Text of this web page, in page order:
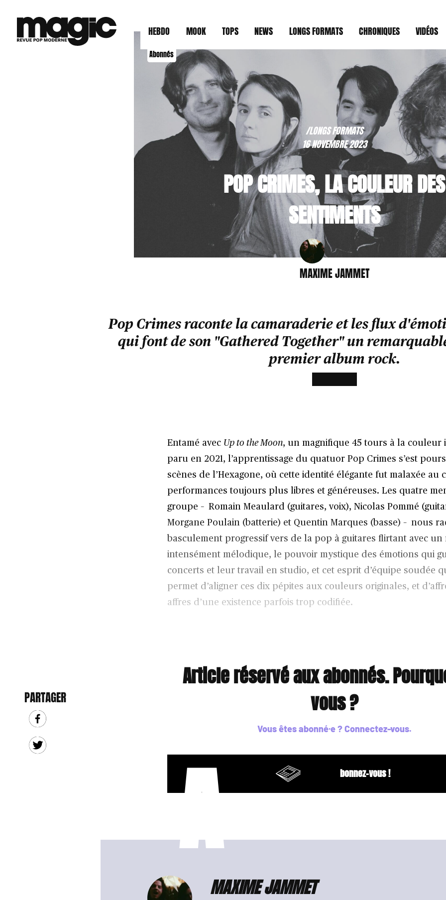
HEBDO MOOK TOPS NEWS LONGS FORMATS CHRONIQUES VIDÉOS
Abonnés
/LONGS FORMATS
16 NOVEMBRE 2023
POP CRIMES, LA COULEUR DES
SENTIMENTS
MAXIME JAMMET
PARTAGER
Pop Crimes raconte la camaraderie et les flux
qui font de son "Gathered Together" un
premier album rock.
Entamé avec Up to the Moon, un magnifique 45 tours à la couleur
paru en 2021, l’apprentissage du quatuor Pop Crimes s’est
scènes de l’Hexagone, où cette identité élégante fut malaxée au
performances toujours plus libres et généreuses. Les quatre
groupe – Romain Meaulard (guitares, voix), Nicolas Pommé
Morgane Poulain (batterie) et Quentin Marques (basse) – nous
basculement progressif vers de la pop à guitares flirtant avec un
intensément mélodique, le pouvoir mystique des émotions qui
concerts et leur travail en studio, et cet esprit d’équipe soudée
permet d’aligner ces dix pépites aux couleurs originales, et
affres d’une existence parfois trop codifiée.
Article réservé aux abonnés.
vous ?
Vous êtes abonné·e ?Connectez-vous.
A bonnez-vous !
MAXIME JAMMET